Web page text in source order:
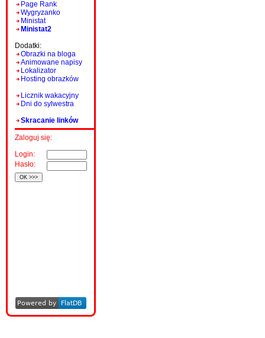
Page Rank
Wygryzanko
Ministat
Ministat2
Dodatki:
Obrazki na bloga
Animowane napisy
Lokalizator
Hosting obrazków
Licznik wakacyjny
Dni do sylwestra
Skracanie linków
Zaloguj się:
Login:
Hasło: